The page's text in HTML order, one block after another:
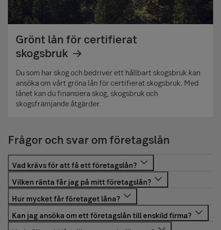
Grönt lån för certifierat
skogsbruk
Du som har skog och bedriver ett hållbart skogsbruk kan
ansöka om vårt gröna lån för certifierat skogsbruk. Med
lånet kan du finansiera skog, skogsbruk och
skogsfrämjande åtgärder.
Frågor och svar om företagslån
För att kunna ansöka om företagslån eller annan
finansiering behöver företaget först bli kund hos oss. Det
krävs även att vissa grundläggande villkor är uppfyllda,
bland annat att företaget har en giltig bolagsform, är
registrerat i Sverige och har ett svenskt bankkonto.
Du kan välja mellan fast och rörlig ränta. Räntesatsen
sätts efter individuell prövning.
Hur mycket ditt företag kan låna avgörs av flera faktorer,
bland annat syftet med krediten, företagets affärsidé,
Du kan ansöka om företagslån för enskild firma på